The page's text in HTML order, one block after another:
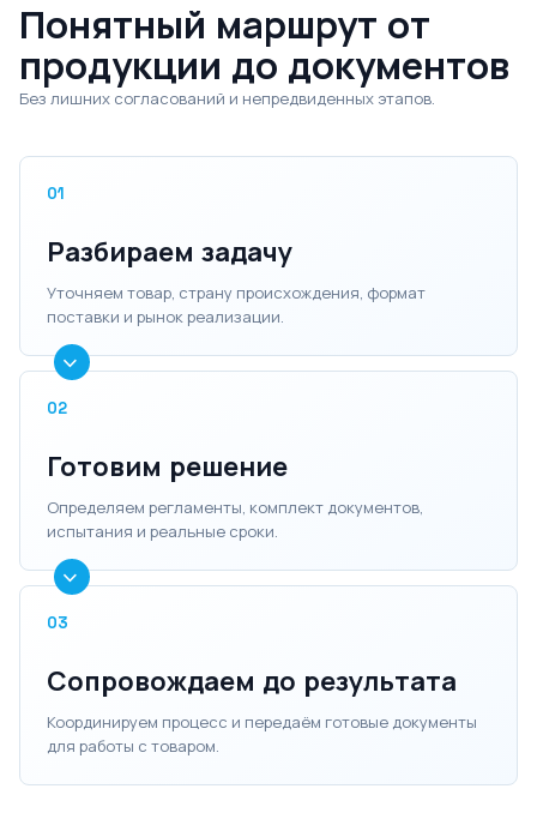
Понятный маршрут от
продукции до документов
Без лишних согласований и непредвиденных этапов.
01
Разбираем задачу
Уточняем товар, страну происхождения, формат
поставки и рынок реализации.
02
Готовим решение
Определяем регламенты, комплект документов,
испытания и реальные сроки.
03
Сопровождаем до результата
Координируем процесс и передаём готовые документы
для работы с товаром.